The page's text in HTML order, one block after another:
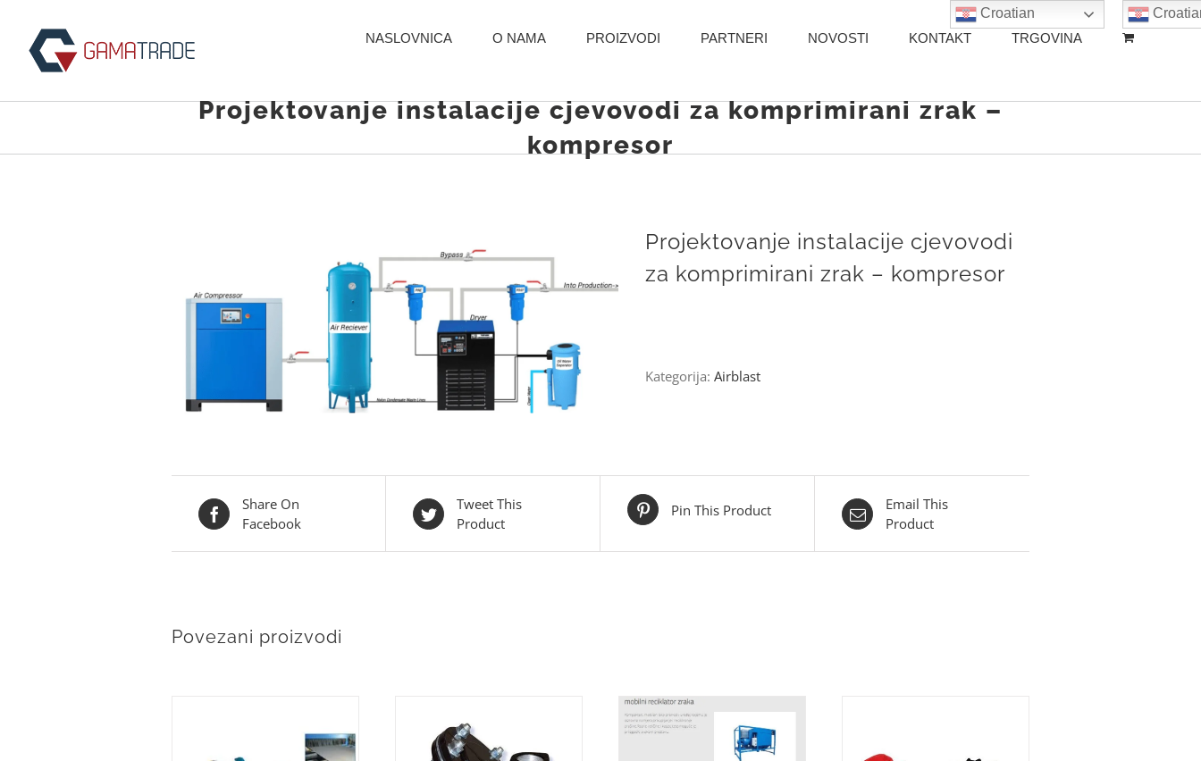
content
NASLOVNICA O NAMA PROIZVODI PARTNERI NOVOSTI KONTAKT TRGOVINA
Projektovanje instalacije cjevovodi za komprimirani zrak –
kompresor
Projektovanje instalacije cjevovodi
za komprimirani zrak – kompresor
Kategorija: Airblast
Share On
Facebook
Tweet This
Product
Pin This Product
Email This
Product
Povezani proizvodi
Croatian